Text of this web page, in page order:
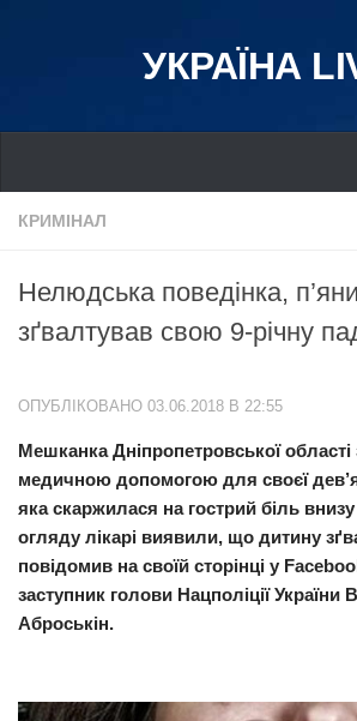
УКРАЇНА
Україна
Дніпро
Львів
Харків
Донбас
Схід
Прикарпаття
Економіка
Світ
КРИМІНАЛ
Нелюдська поведінка,
зґвалтував свою 9-річну
ОПУБЛІКОВАНО 03.06.2018 В 22:55
Мешканка Дніпропетровської області
медичною допомогою для своєї
яка скаржилася на гострий біль
огляду лікарі виявили, що дитину
повідомив на своїй сторінці у
заступник голови Нацполіції України
Аброськін.